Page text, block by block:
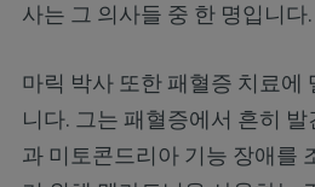
사는 그 의사들 중 한 명입니다.
마릭 박사 또한 패혈증 치료에
니다. 그는 패혈증에서 흔히
과 미토콘드리아 기능 장애를